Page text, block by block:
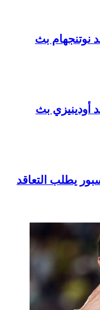
نوتنجهام بث
أودينيزي بث
يطلب التعاقد